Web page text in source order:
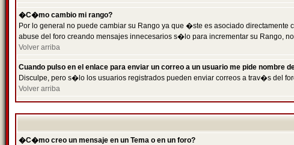
�C�mo cambio mi rango?
Por lo general no puede cambiar su Rango ya que �ste es asociado
abuse del foro creando mensajes innecesarios s�lo para incrementar su Rango,
Volver arriba
Cuando pulso en el enlace para enviar un correo a un usuario me pide nombre
Disculpe, pero s�lo los usuarios registrados pueden enviar correos a trav�s del
Volver arriba
�C�mo creo un mensaje en un Tema o en un foro?